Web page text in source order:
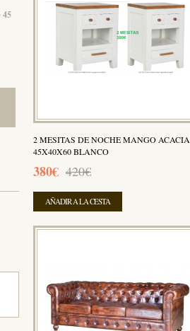
2 MESITAS DE NOCHE MANGO ACACIA
45X40X60 BLANCO
380€ 420€
AÑADIR A LA CESTA